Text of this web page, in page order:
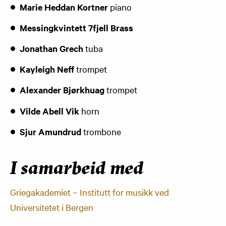
Marie Heddan Kortner piano
Messingkvintett 7fjell Brass
Jonathan Grechtuba
​Kayleigh Nefftrompet
Alexander Bjørkhuagtrompet
Vilde Abell Vik horn
Sjur Amundrudtrombone
I samarbeid med
Griegakademiet – Institutt for musikk ved
Universitetet i Bergen